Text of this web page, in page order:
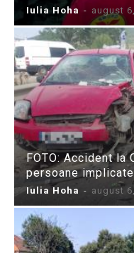
Iulia Hoha - august
FOTO: Accident la
persoane implicate
Iulia Hoha - august